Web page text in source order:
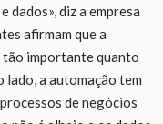
dados», diz a empresa
afirmam que a
tão importante quanto
a automação tem
de negócios